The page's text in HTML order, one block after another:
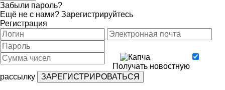
Забыли пароль?
Ещё не с нами? Зарегистрируйтесь
Регистрация
Получать новостную
рассылку